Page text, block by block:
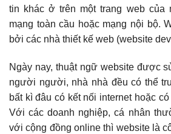
tin khác ở trên một trang web của
mạng toàn cầu hoặc mạng nội bộ.
bởi các nhà thiết kế web (website
Ngày nay, thuật ngữ website được
người người, nhà nhà đều có thể
bất kì đâu có kết nối internet hoặc
Với các doanh nghiệp, cá nhân
với cộng đồng online thì website là